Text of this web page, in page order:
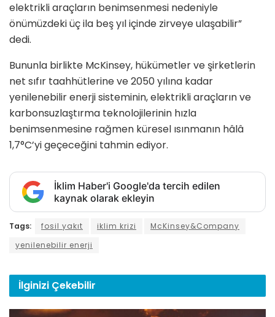
elektrikli araçların benimsenmesi nedeniyle
önümüzdeki üç ila beş yıl içinde zirveye ulaşabilir”
dedi.
Bununla birlikte McKinsey, hükümetler ve şirketlerin
net sıfır taahhütlerine ve 2050 yılına kadar
yenilenebilir enerji sisteminin, elektrikli araçların ve
karbonsuzlaştırma teknolojilerinin hızla
benimsenmesine rağmen küresel ısınmanın hâlâ
1,7°C’yi geçeceğini tahmin ediyor.
İklim Haber'i Google'da tercih edilen
kaynak olarak ekleyin
Tags: fosil yakıt iklim krizi
McKinsey&Company
yenilenebilir enerji
İlginizi Çekebilir